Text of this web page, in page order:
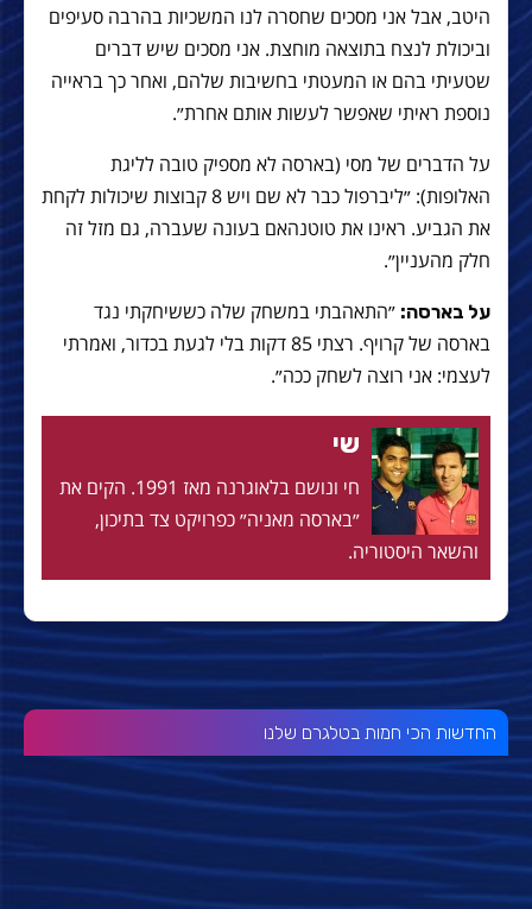
היטב, אבל אני מסכים שחסרה לנו המשכיות בהרבה סעיפים
וביכולת לנצח בתוצאה מוחצת. אני מסכים שיש דברים
שטעיתי בהם או המעטתי בחשיבות שלהם, ואחר כך בראייה
נוספת ראיתי שאפשר לעשות אותם אחרת״.
על הדברים של מסי (בארסה לא מספיק טובה לליגת
האלופות): ״ליברפול כבר לא שם ויש 8 קבוצות שיכולות לקחת
את הגביע. ראינו את טוטנהאם בעונה שעברה, גם מזל זה
חלק מהעניין״.
על בארסה: ״התאהבתי במשחק שלה כששיחקתי נגד
בארסה של קרויף. רצתי 85 דקות בלי לגעת בכדור, ואמרתי
לעצמי: אני רוצה לשחק ככה״.
שי
חי ונושם בלאוגרנה מאז 1991. הקים את
״בארסה מאניה״ כפרויקט צד בתיכון,
והשאר היסטוריה.
החדשות הכי חמות בטלגרם שלנו